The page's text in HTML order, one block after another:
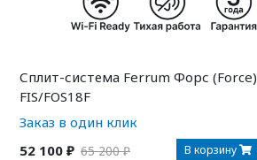
Сплит-система Ferrum Форс (Force)
FIS/FOS18F
Заказ в один клик
52 100 ₽ 65 200 ₽ В корзину